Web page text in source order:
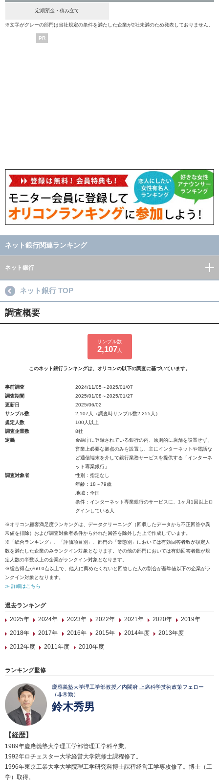
定期預金・積み立て
※文字がグレーの部門は当社規定の条件を満たした企業が2社未満のため発表しておりません。
PR
ネット銀行関連ランキング
ネット銀行
ネット銀行 TOP
調査概要
サンプル数
2,107 人
このネット銀行ランキングは、オリコンの以下の調査に基づいています。
事前調査
2024/11/05～2025/01/07
調査期間
2025/01/08～2025/01/27
更新日
2025/06/02
サンプル数
2,107人（調査時サンプル数2,255人）
規定人数
100人以上
調査企業数
8社
定義
金融庁に登録されている銀行の内、原則的に店舗を設置せず、
営業上必要な拠点のみを設置し、主にインターネットや電話な
ど通信端末を介して銀行業務サービスを提供する「インターネ
ット専業銀行」
調査対象者
性別：指定なし
年齢：18～79歳
地域：全国
条件：インターネット専業銀行のサービスに、1ヶ月1回以上ロ
グインしている人
※オリコン顧客満足度ランキングは、データクリーニング（回収したデータから不正回答や異
常値を排除）および調査対象者条件から外れた回答を除外した上で作成しています。
※「総合ランキング」、「評価項目別」、部門の「業態別」においては有効回答者数が規定人
数を満たした企業のみランクイン対象となります。その他の部門においては有効回答者数が規
定人数の半数以上の企業がランクイン対象となります。
※総合得点が60.0点以上で、他人に薦めたくないと回答した人の割合が基準値以下の企業がラ
ンクイン対象となります。
≫ 詳細はこちら
過去ランキング
2025年
2024年 2023年 2022年 2021年 2020年
2019年
2018年
2017年 2016年 2015年 2014年度
2013年度
2012年度
2011年度 2010年度
ランキング監修
慶應義塾大学理工学部教授／内閣府 上席科学技術政策フェロー
（非常勤）
鈴木秀男
【経歴】
1989年慶應義塾大学理工学部管理工学科卒業。
1992年ロチェスター大学経営大学院修士課程修了。
1996年東京工業大学大学院理工学研究科博士課程経営工学専攻修了。博士（工
学）取得。